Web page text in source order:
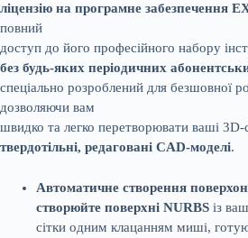
ліцензію на програмне забезпечення
повний
доступ до його професійного набору
без будь-яких періодичних
спеціально розроблений для безшовної
дозволяючи вам
швидко та легко перетворювати ваші 3D-
твердотільні, редаговані CAD-моделі.
Автоматичне створення
створюйте поверхні NURBS із
сітки одним клацанням миші,